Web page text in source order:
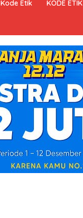
Kode Etik KODE ETIK